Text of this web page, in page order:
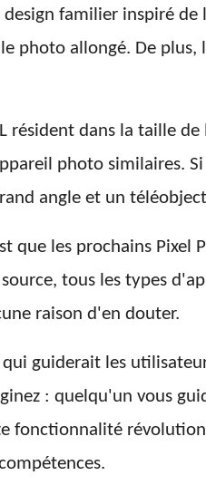
familier inspiré de
photo allongé. De plus,
résident dans la taille
photo similaires.
angle et un
que les prochains Pixel
tous les types
raison d'en douter.
guiderait les
: quelqu'un vous
fonctionnalité